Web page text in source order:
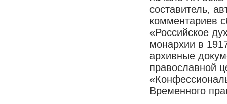
составитель,
комментариев
«Российское
монархии в
архивные
православной
Временного